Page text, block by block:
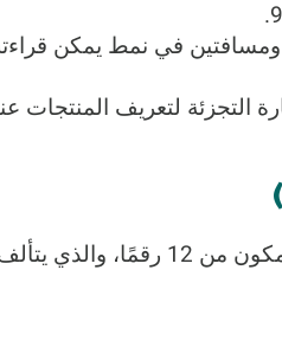
في نمط يمكن قراءته
لتعريف المنتجات